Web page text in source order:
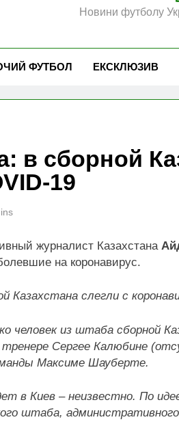
Новини футболу
ФУТБОЛ ЕКСКЛЮЗИВ
в сборной
19
журналист Казахстана
на коронавирус.
Казахстана слегли с
из штаба сборной
Сергее Калюбине
Максиме Шауберте.
в Киев – неизвестно. По
штаба,